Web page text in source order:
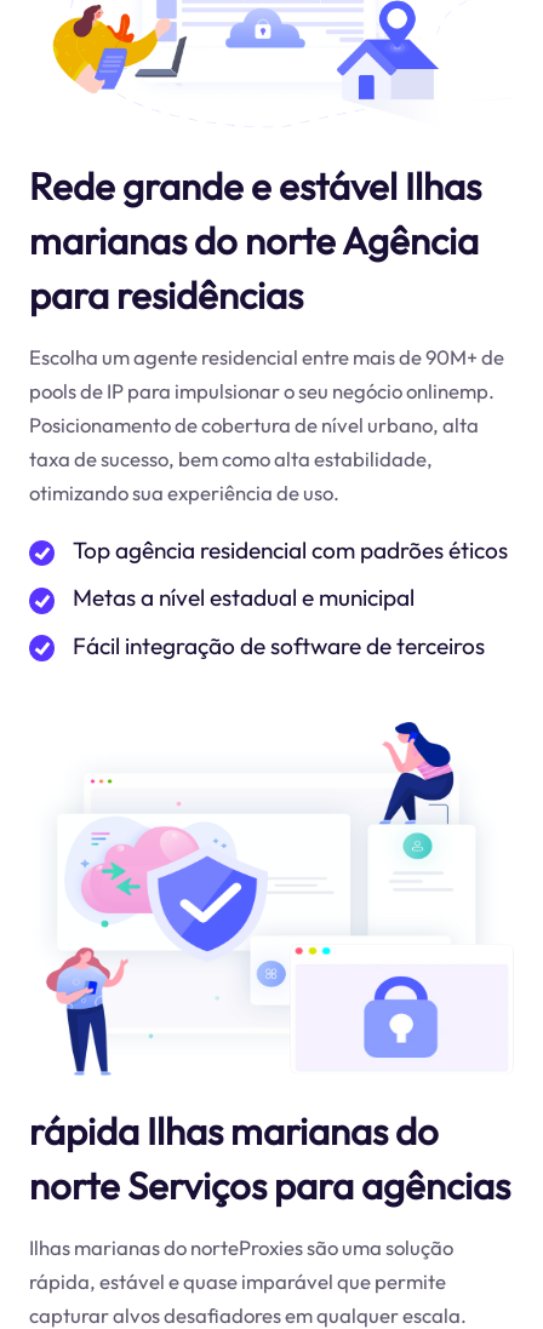
Rede grande e estável Ilhas
marianas do norte Agência
para residências
Escolha um agente residencial entre mais de 90M+ de
pools de IP para impulsionar o seu negócio onlinemp.
Posicionamento de cobertura de nível urbano, alta
taxa de sucesso, bem como alta estabilidade,
otimizando sua experiência de uso.
Top agência residencial com padrões éticos
Metas a nível estadual e municipal
Fácil integração de software de terceiros
rápida Ilhas marianas do
norte Serviços para agências
Ilhas marianas do norteProxies são uma solução
rápida, estável e quase imparável que permite
capturar alvos desafiadores em qualquer escala.